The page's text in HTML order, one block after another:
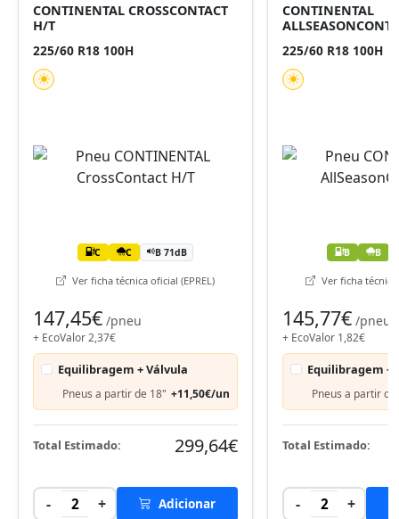
CONTINENTAL CROSSCONTACT
H/T
225/60 R18 100H
C C B 71dB
Ver ficha técnica oficial (EPREL)
147,45€ /pneu
+ EcoValor 2,37€
Equilibragem + Válvula
Pneus a partir de 18" +11,50€/un
Total Estimado: 299,64€
- 2 + Adicionar
CONTINENTAL
225/60 R18 100H
B B
Ver ficha técnica
145,77€ /pneu
+ EcoValor 1,82€
Equilibragem +
Pneus a partir
Total Estimado:
- 2 +